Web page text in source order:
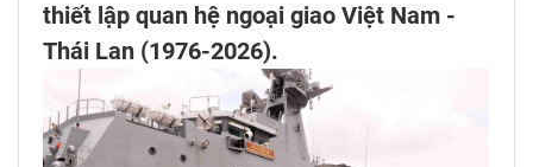
thiết lập quan hệ ngoại giao Việt Nam -
Thái Lan (1976-2026).